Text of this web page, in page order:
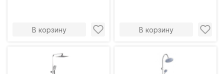
В корзину В корзину